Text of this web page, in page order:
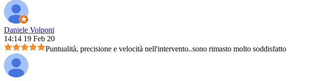
Daniele Volponi
14:14 19 Feb 20
Puntualità, precisione e velocità nell'intervento..sono rimasto molto soddisfatto